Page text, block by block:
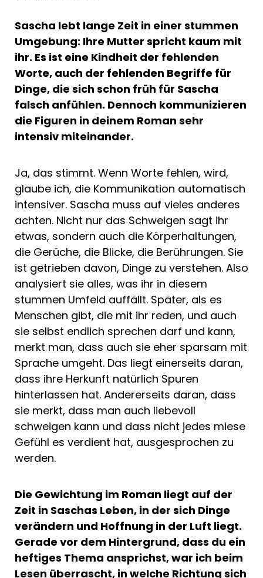
Sascha lebt lange Zeit in einer stummen
Umgebung: Ihre Mutter spricht kaum mit
ihr. Es ist eine Kindheit der fehlenden
Worte, auch der fehlenden Begriffe für
Dinge, die sich schon früh für Sascha
falsch anfühlen. Dennoch kommunizieren
die Figuren in deinem Roman sehr
intensiv miteinander.
Ja, das stimmt. Wenn Worte fehlen, wird,
glaube ich, die Kommunikation automatisch
intensiver. Sascha muss auf vieles anderes
achten. Nicht nur das Schweigen sagt ihr
etwas, sondern auch die Körperhaltungen,
die Gerüche, die Blicke, die Berührungen. Sie
ist getrieben davon, Dinge zu verstehen. Also
analysiert sie alles, was ihr in diesem
stummen Umfeld auffällt. Später, als es
Menschen gibt, die mit ihr reden, und auch
sie selbst endlich sprechen darf und kann,
merkt man, dass auch sie eher sparsam mit
Sprache umgeht. Das liegt einerseits daran,
dass ihre Herkunft natürlich Spuren
hinterlassen hat. Andererseits daran, dass
sie merkt, dass man auch liebevoll
schweigen kann und dass nicht jedes miese
Gefühl es verdient hat, ausgesprochen zu
werden.
Die Gewichtung im Roman liegt auf der
Zeit in Saschas Leben, in der sich Dinge
verändern und Hoffnung in der Luft liegt.
Gerade vor dem Hintergrund, dass du ein
heftiges Thema ansprichst, war ich beim
Lesen überrascht, in welche Richtung sich